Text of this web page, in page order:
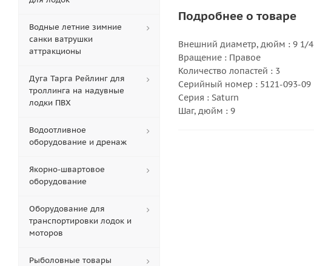
Подробнее о товаре
Внешний диаметр, дюйм : 9 1/4
Вращение : Правое
Количество лопастей : 3
Серийный номер : 5121-093-09
Серия : Saturn
Шаг, дюйм : 9
Водные летние зимние
санки ватрушки
аттракционы
Дуга Тарга Рейлинг для
троллинга на надувные
лодки ПВХ
Водоотливное
оборудование и дренаж
Якорно-швартовое
оборудование
Оборудование для
транспортировки лодок и
моторов
Рыболовные товары